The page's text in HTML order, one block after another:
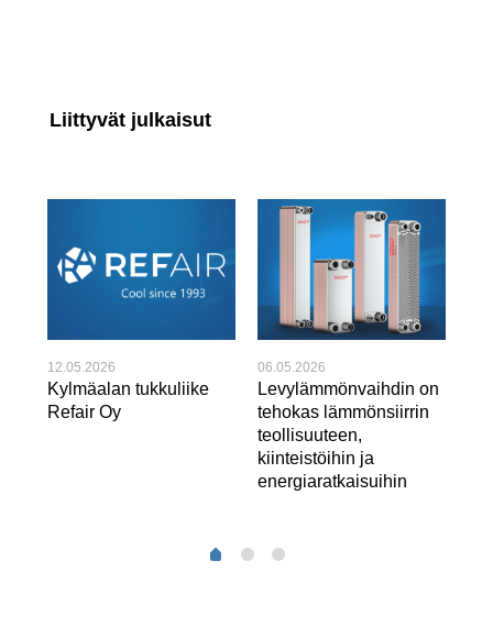
Liittyvät julkaisut
12.05.2026
Kylmäalan tukkuliike
Refair Oy
06.05.2026
Levylämmönvaihdin on
tehokas lämmönsiirrin
teollisuuteen,
kiinteistöihin ja
energiaratkaisuihin